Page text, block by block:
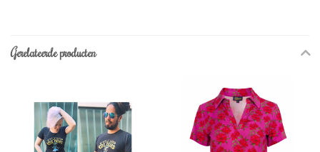
Gerelateerde producten